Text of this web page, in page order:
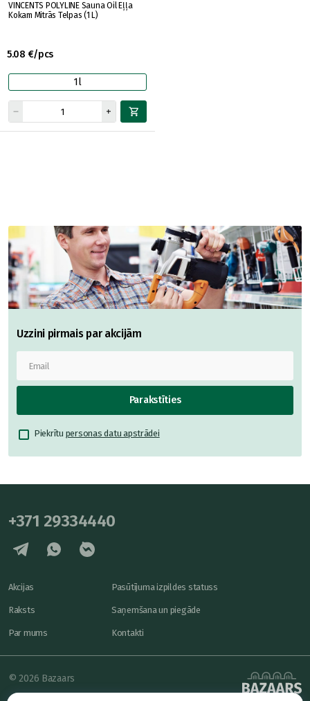
VINCENTS POLYLINE Sauna Oil Eļļa
Kokam Mitrās Telpas (1 L)
5.08 €/pcs
1l
Uzzini pirmais par akcijām
Parakstīties
Piekrītu personas datu apstrādei
+371 29334440
Akcijas
Raksts
Par mums
Pasūtījuma izpildes statuss
Saņemšana un piegāde
Kontakti
© 2026 Bazaars